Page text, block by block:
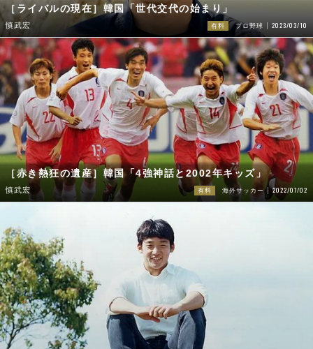
［ライバルの現在］韓国「世代交代の始まり」
慎武宏 有料 プロ野球 2023/03/10
［赤き熱狂の遺産］韓国「4強神話と2002年キッズ」
慎武宏 有料 海外サッカー 2022/07/02